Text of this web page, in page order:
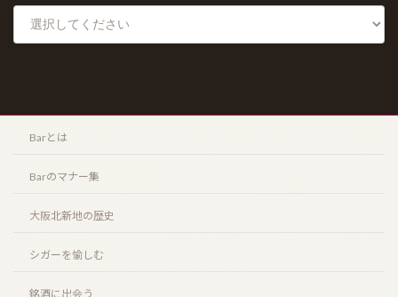
Barとは
Barのマナー集
大阪北新地の歴史
シガーを愉しむ
銘酒に出会う